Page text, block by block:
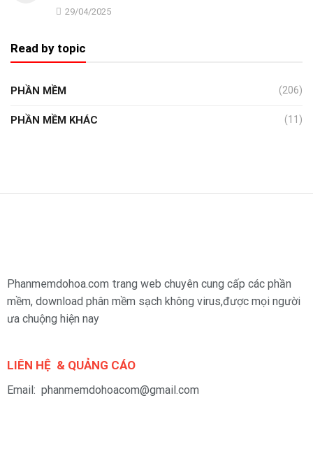
29/04/2025
Read by topic
PHẦN MỀM (206)
PHẦN MỀM KHÁC (11)
Phanmemdohoa.com trang web chuyên cung cấp các phần
mềm, download phân mềm sạch không virus,được mọi người
ưa chuộng hiện nay
LIÊN HỆ & QUẢNG CÁO
Email: phanmemdohoacom@gmail.com